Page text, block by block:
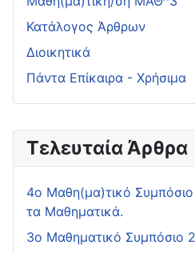
Τελευταία Άρθρα
4o Μαθη(μα)τικό
τα Μαθηματικά.
3ο Μαθηματικό Συμπόσιο
Κατάλογος Άρθρων
Διοικητικά
Πάντα Επίκαιρα - Χρήσιμα